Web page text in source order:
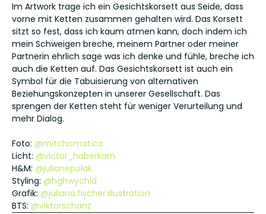
Im Artwork trage ich ein Gesichtskorsett aus Seide, dass
vorne mit Ketten zusammen gehalten wird. Das Korsett
sitzt so fest, dass ich kaum atmen kann, doch indem ich
mein Schweigen breche, meinem Partner oder meiner
Partnerin ehrlich sage was ich denke und fühle, breche ich
auch die Ketten auf. Das Gesichtskorsett ist auch ein
Symbol für die Tabuisierung von alternativen
Beziehungskonzepten in unserer Gesellschaft. Das
sprengen der Ketten steht für weniger Verurteilung und
mehr Dialog.
Foto: @mitchomatico
Licht: @victor_haberkorn
H&M: @julianepolak
Styling: @hghwychld
Grafik: @juliana.fischer.illustration
BTS: @viktorschanz